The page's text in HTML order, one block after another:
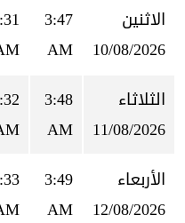
الاثنين
10/08/2026
3:47
AM
الثلاثاء
11/08/2026
3:48
AM
الأربعاء
12/08/2026
3:49
AM